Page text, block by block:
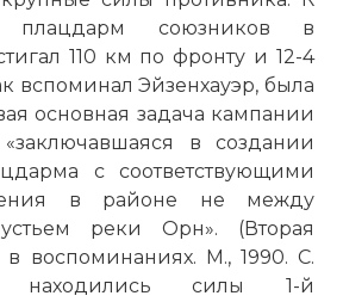
союзников в
110 км по фронту и 12-4
вспоминал Эйзенхауэр, была
основная задача кампании
в создании
с соответствующими
в районе не между
реки Орн». (Вторая
воспоминаниях. М., 1990. С.
находились силы 1-й